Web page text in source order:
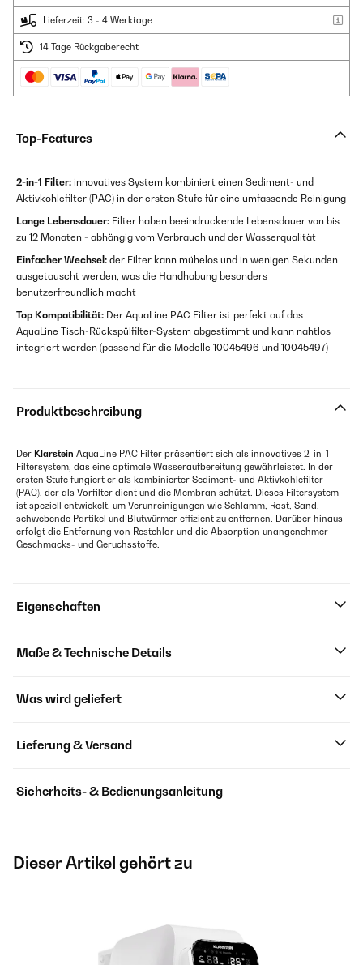
Lieferzeit: 3 - 4 Werktage
14 Tage Rückgaberecht
Top-Features
2-in-1 Filter: innovatives System kombiniert einen Sediment- und
Aktivkohlefilter (PAC) in der ersten Stufe für eine umfassende Reinigung
Lange Lebensdauer: Filter haben beeindruckende Lebensdauer von bis
zu 12 Monaten - abhängig vom Verbrauch und der Wasserqualität
Einfacher Wechsel: der Filter kann mühelos und in wenigen Sekunden
ausgetauscht werden, was die Handhabung besonders
benutzerfreundlich macht
Top Kompatibilität: Der AquaLine PAC Filter ist perfekt auf das
AquaLine Tisch-Rückspülfilter-System abgestimmt und kann nahtlos
integriert werden (passend für die Modelle 10045496 und 10045497)
Produktbeschreibung
Der Klarstein AquaLine PAC Filter präsentiert sich als innovatives 2-in-1
Filtersystem, das eine optimale Wasseraufbereitung gewährleistet. In der
ersten Stufe fungiert er als kombinierter Sediment- und Aktivkohlefilter
(PAC), der als Vorfilter dient und die Membran schützt. Dieses Filtersystem
ist speziell entwickelt, um Verunreinigungen wie Schlamm, Rost, Sand,
schwebende Partikel und Blutwürmer effizient zu entfernen. Darüber hinaus
erfolgt die Entfernung von Restchlor und die Absorption unangenehmer
Geschmacks- und Geruchsstoffe.
Eigenschaften
Maße & Technische Details
Was wird geliefert
Lieferung & Versand
Sicherheits- & Bedienungsanleitung
Dieser Artikel gehört zu